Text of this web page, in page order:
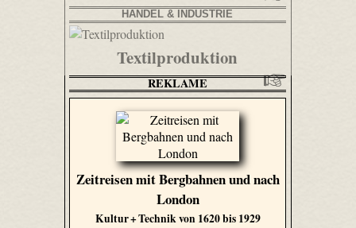
HANDEL & INDUSTRIE
Textilproduktion
REKLAME
Zeitreisen mit Bergbahnen und nach
London
Kultur + Technik von 1620 bis 1929